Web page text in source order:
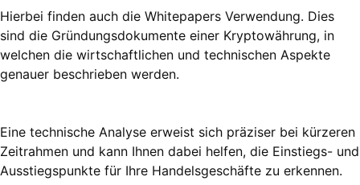
Hierbei finden auch die Whitepapers Verwendung. Dies
sind die Gründungsdokumente einer Kryptowährung, in
welchen die wirtschaftlichen und technischen Aspekte
genauer beschrieben werden.
Eine technische Analyse erweist sich präziser bei kürzeren
Zeitrahmen und kann Ihnen dabei helfen, die Einstiegs- und
Ausstiegspunkte für Ihre Handelsgeschäfte zu erkennen.